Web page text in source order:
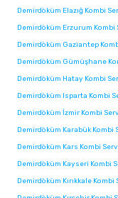
Demirdöküm Elazığ Kombi
Demirdöküm Erzurum Kombi
Demirdöküm Gaziantep
Demirdöküm Gümüşhane
Demirdöküm Hatay Kombi
Demirdöküm Isparta Kombi
Demirdöküm İzmir Kombi
Demirdöküm Karabük Kombi
Demirdöküm Kars Kombi
Demirdöküm Kayseri Kombi
Demirdöküm Kırıkkale Kombi